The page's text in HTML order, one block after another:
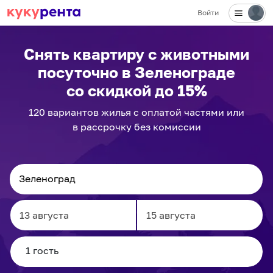
Войти
Снять квартиру с животными
посуточно в Зеленограде
со скидкой до 15%
120 вариантов жилья с оплатой частями или
в рассрочку без комиссии
Navigate
forward
to
Navigate
to